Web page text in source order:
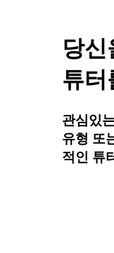
당신
튜터
관심있
유형 또
적인 튜